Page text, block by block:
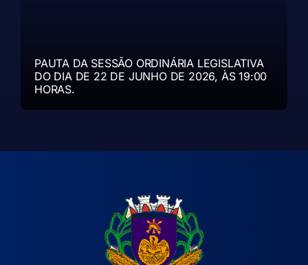
PAUTA DA SESSÃO ORDINÁRIA LEGISLATIVA
DO DIA DE 22 DE JUNHO DE 2026, ÀS 19:00
HORAS.